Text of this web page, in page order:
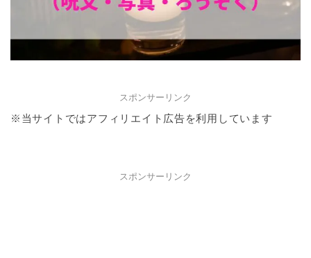
スポンサーリンク
※当サイトではアフィリエイト広告を利用しています
スポンサーリンク